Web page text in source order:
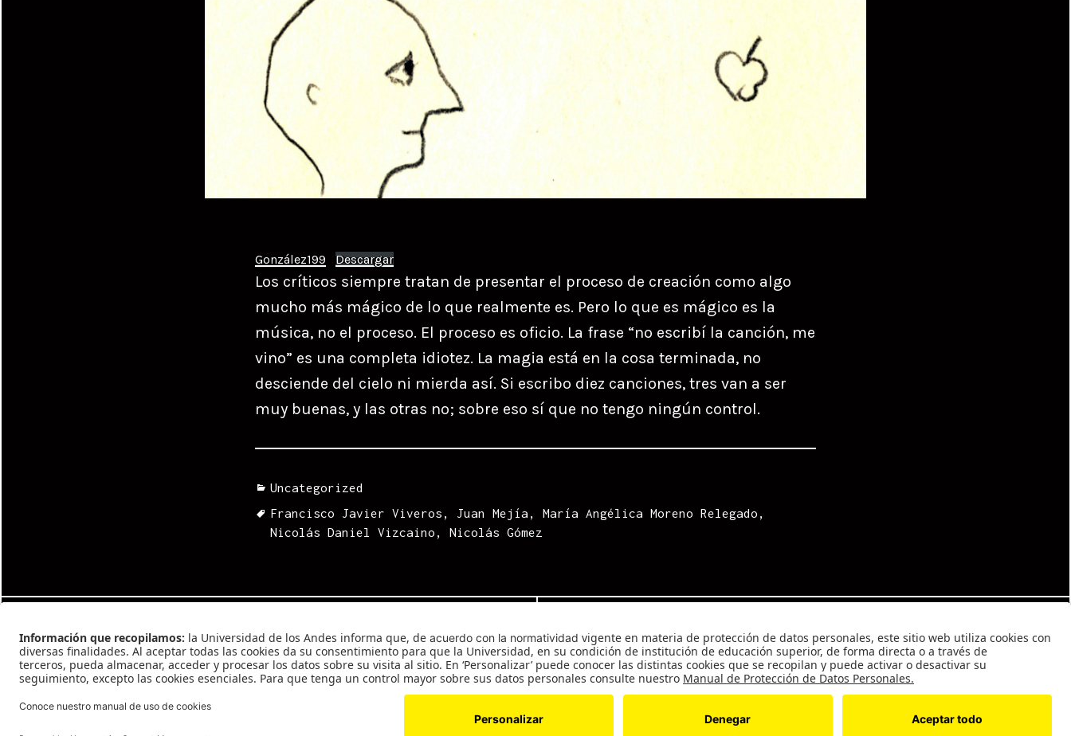
González199 Descargar
Los críticos siempre tratan de presentar el proceso de creación como algo
mucho más mágico de lo que realmente es. Pero lo que es mágico es la
música, no el proceso. El proceso es oficio. La frase “no escribí la canción, me
vino” es una completa idiotez. La magia está en la cosa terminada, no
desciende del cielo ni mierda así. Si escribo diez canciones, tres van a ser
muy buenas, y las otras no; sobre eso sí que no tengo ningún control.
Categories
Uncategorized
Tags
Francisco Javier Viveros , Juan Mejía , María Angélica Moreno Relegado ,
Nicolás Daniel Vizcaino , Nicolás Gómez
de
entradas
Previous
Previous
post:
González #198
Next
Next
post:
González #200